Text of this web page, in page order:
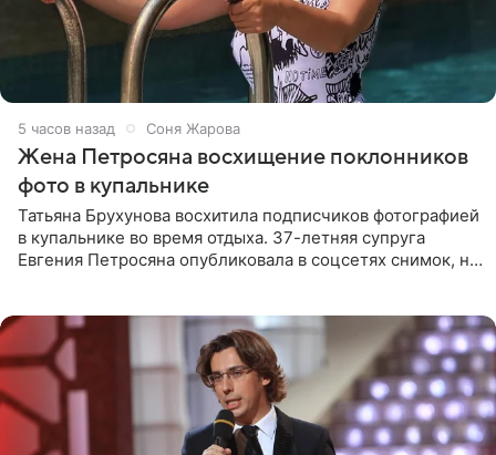
5 часов назад Соня Жарова
Жена Петросяна восхищение поклонников
фото в купальнике
Татьяна Брухунова восхитила подписчиков фотографией
в купальнике во время отдыха. 37-летняя супруга
Евгения Петросяна опубликовала в соцсетях снимок, на